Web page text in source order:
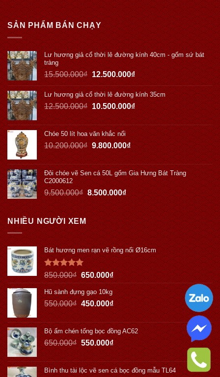
SẢN PHẨM BÁN CHẠY
Lư hương giả cổ thời lê đường kính 40cm - gốm sứ bát
tràng
15.500.000₫ 12.500.000₫
Lư hương giả cổ thời lê đường kính 35cm
12.500.000₫ 10.500.000₫
Chóe 50 lít hoa văn khắc nổi
10.200.000₫ 9.800.000₫
Đôi chóe vẽ Sen cá 50L gốm Gia Hưng Bát Tràng
C2000612
9.500.000₫ 8.500.000₫
NHIỀU NGƯỜI XEM
Bát hương men rạn vẽ rồng nổi Ø16cm
Được xếp
hạng5.00
5 sao
850.000₫ 650.000₫
Hũ sành đựng gạo 10kg
550.000₫ 450.000₫
Bộ ấm chén tống bọc đồng AC62
650.000₫ 550.000₫
Bình thu tài lộc vẽ sen cá bọc đồng mẫu TL64